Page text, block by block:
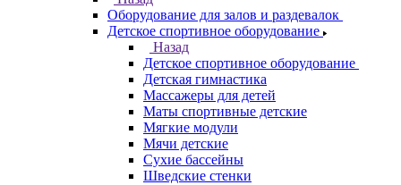
Оборудование для залов и раздевалок
Детское спортивное оборудование
Назад
Детское спортивное оборудование
Детская гимнастика
Массажеры для детей
Маты спортивные детские
Мягкие модули
Мячи детские
Сухие бассейны
Шведские стенки